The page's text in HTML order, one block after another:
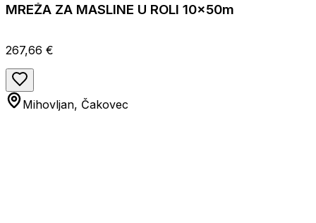
MREŽA ZA MASLINE U ROLI 10x50m
267,66 €
Mihovljan, Čakovec